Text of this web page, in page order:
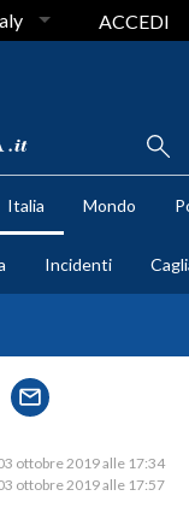
ACCEDI
Italia Mondo
Incidenti
ottobre 2019 alle 17:34
ottobre 2019 alle 17:57